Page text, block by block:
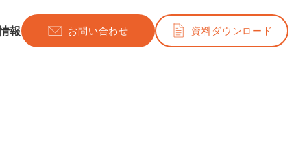
報 お問い合わせ 資料ダウンロード